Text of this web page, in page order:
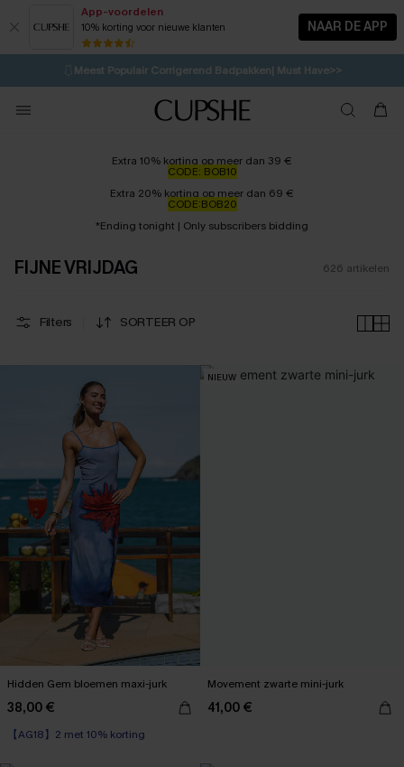
App-voordelen
10% korting voor nieuwe klanten NAAR DE APP
⚡️LAATSTE KANS | Tot 50% korting>>
🩱Meest Populair Corrigerend Badpakken| Must Have>>
💌Abonneer je & ontvang tot 15% korting>>
Koop 3, krijg 15% korting | CODE: SW15
Extra 10% korting op meer dan 39 €
CODE: BOB10
Extra 20% korting op meer dan 69 €
CODE:BOB20
*Ending tonight | Only subscribers bidding
FIJNE VRIJDAG 626 artikelen
Filters SORTEER OP
Hidden Gem bloemen maxi-jurk
38,00 €
【AG18】2 met 10% korting
NIEUW
Movement zwarte mini-jurk
41,00 €